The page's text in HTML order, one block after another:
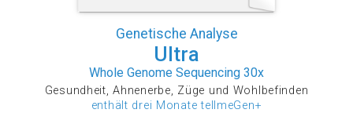
Genetische Analyse
Ultra
Whole Genome Sequencing 30x
Gesundheit, Ahnenerbe, Züge und Wohlbefinden
enthält drei Monate tellmeGen+